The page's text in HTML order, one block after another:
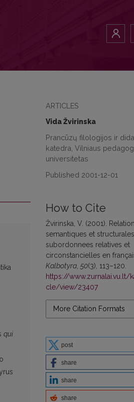
ARTICLES
Vida Žvirinska
Prancūzų filologijos ir
katedra, Vilniaus
universitetas
Published 2001-12-01
How to Cite
Žvirinska, V. (2001).
semantiques et
subordonnees relatives et
circonstancielles en
Kalbotyra 50(3), 113–120.
https://www.zurnalai.vu.lt/
cle/view/23407
More Citation Formats
post
share
share
share
qui